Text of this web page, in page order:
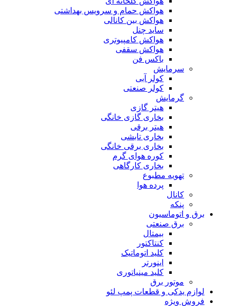
هواکش حمام و سرویس بهداشتی
هواکش بین کانالی
ساید چنل
هواکش کامپیوتری
هواکش سقفی
باکس فن
سرمایش
کولر آبی
کولر صنعتی
گرمایش
هیتر گازی
بخاری گازی خانگی
هیتر برقی
بخاری تابشی
بخاری برقی خانگی
کوره هوای گرم
بخاری کارگاهی
تهویه مطبوع
پرده هوا
کانال
پنکه
برق و اتوماسیون
برق صنعتی
بیمتال
کنتاکتور
کلید اتوماتیک
اینورتر
کلید مینیاتوری
موتور برق
لوازم یدکی و قطعات پمپ لئو
فروش ویژه